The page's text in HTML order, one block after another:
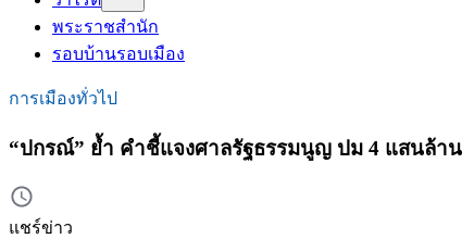
พระราชสำนัก
รอบบ้านรอบเมือง
การเมืองทั่วไป
“ปกรณ์” ย้ำ คำชี้แจงศาลรัฐธรรมนูญ ปม 4 แสนล้า
แชร์ข่าว